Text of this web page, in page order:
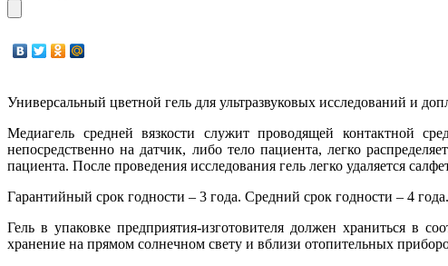
Универсальный цветной гель для ультразвуковых исследований и
Медиагель средней вязкости служит проводящей контактной
непосредственно на датчик, либо тело пациента, легко
пациента. После проведения исследования гель легко удаляется
Гарантийный срок годности – 3 года. Средний срок годности – 4 года.
Гель в упаковке предприятия-изготовителя должен храниться в
хранение на прямом солнечном свету и вблизи отопительных